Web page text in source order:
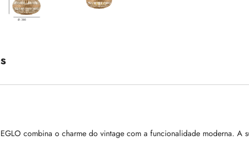
combina o charme do vintage com a funcionalidade moderna. A